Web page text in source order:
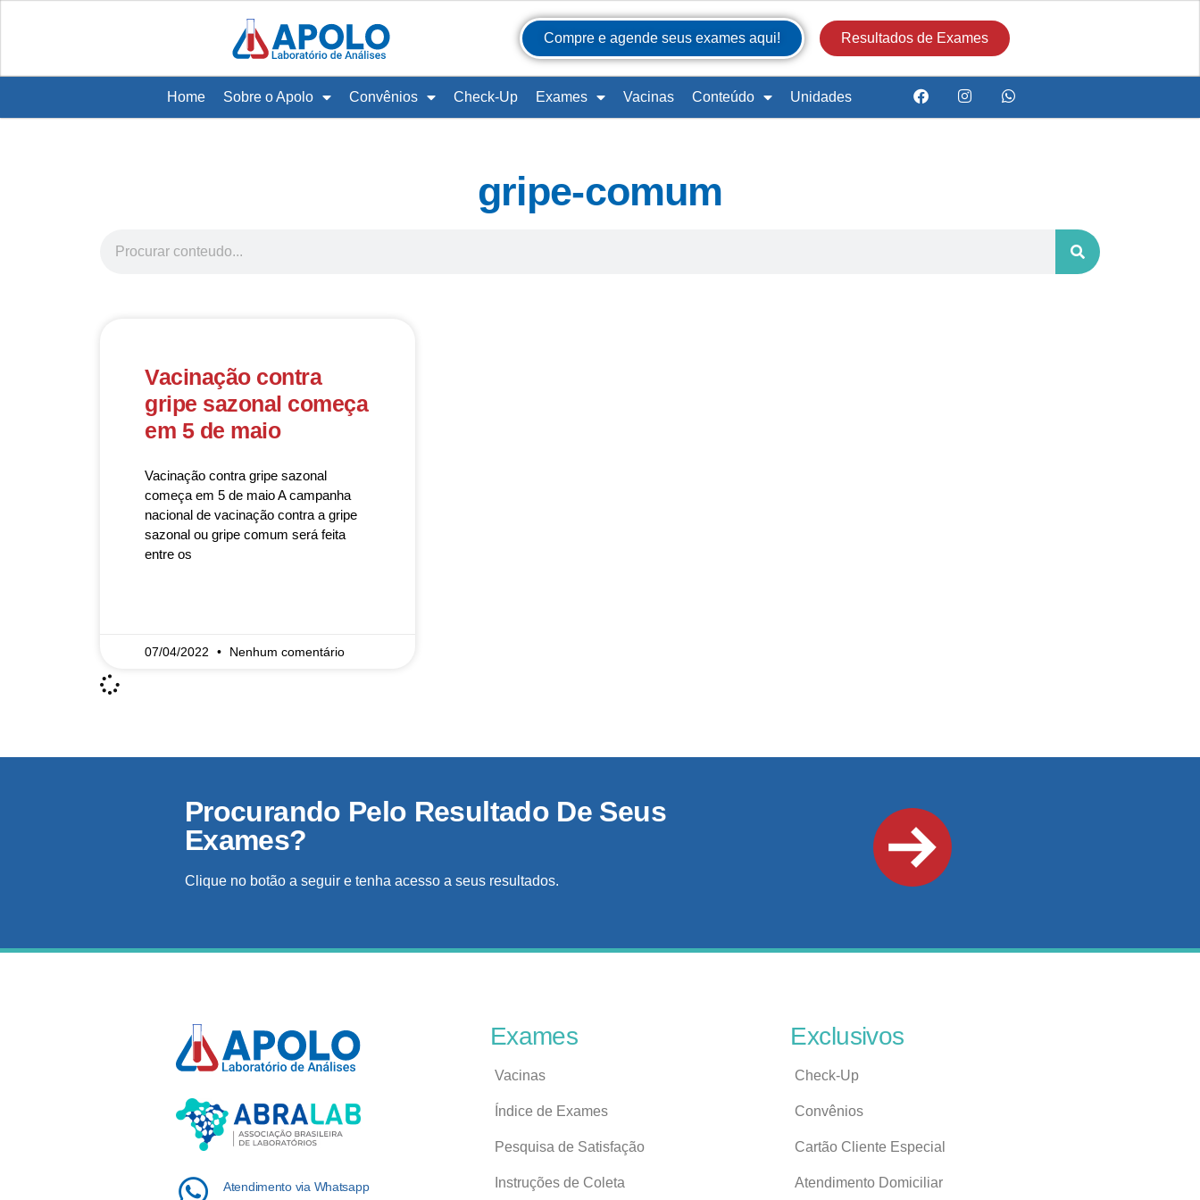
Compre e agende seus exames aqui! Resultados de Exames
Home Sobre o Apolo Convênios Check-Up Exames Vacinas Conteúdo Unidades
gripe-comum
Vacinação contra
gripe sazonal começa
em 5 de maio
Vacinação contra gripe sazonal
começa em 5 de maio A campanha
nacional de vacinação contra a gripe
sazonal ou gripe comum será feita
entre os
07/04/2022 Nenhum comentário
Procurando Pelo Resultado De Seus
Exames?
Clique no botão a seguir e tenha acesso a seus resultados.
Atendimento via Whatsapp
Exames
Vacinas
Índice de Exames
Pesquisa de Satisfação
Instruções de Coleta
Exclusivos
Check-Up
Convênios
Cartão Cliente Especial
Atendimento Domiciliar